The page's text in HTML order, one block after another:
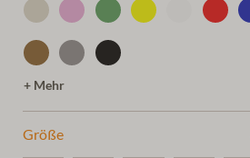
+ Mehr
Größe